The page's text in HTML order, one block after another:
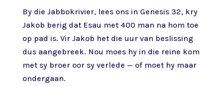
By die Jabbokrivier, lees ons in Genesis 32, kry
Jakob berig dat Esau met 400 man na hom toe
op pad is. Vir Jakob het die uur van beslissing
dus aangebreek. Nou moes hy in die reine kom
met sy broer oor sy verlede — of moet hy maar
ondergaan.